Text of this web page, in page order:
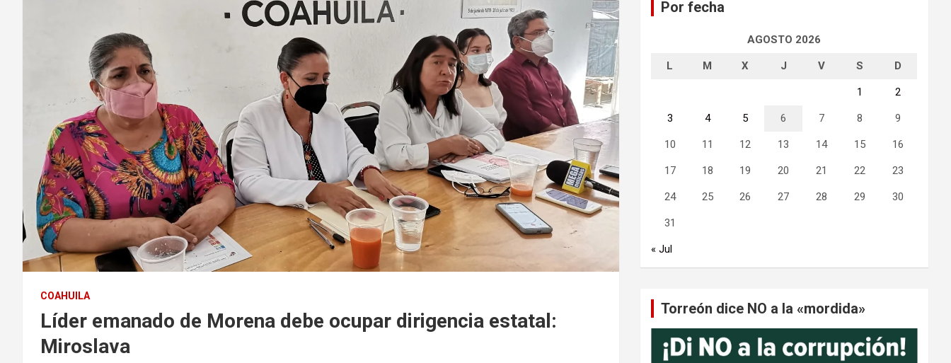
COAHUILA
Líder emanado de Morena debe ocupar dirigencia estatal:
Miroslava
Por fecha
AGOSTO 2026
L M X J V S D
1 2
3 4 5 6 7 8 9
10 11 12 13 14 15 16
17 18 19 20 21 22 23
24 25 26 27 28 29 30
31
« Jul
Torreón dice NO a la «mordida»